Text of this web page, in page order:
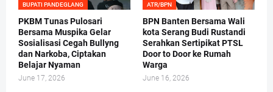
BUPATI PANDEGLANG
PKBM Tunas Pulosari
Bersama Muspika Gelar
Sosialisasi Cegah Bullyng
dan Narkoba, Ciptakan
Belajar Nyaman
June 17, 2026
ATR/BPN
BPN Banten Bersama Wali
kota Serang Budi Rustandi
Serahkan Sertipikat PTSL
Door to Door ke Rumah
Warga
June 16, 2026